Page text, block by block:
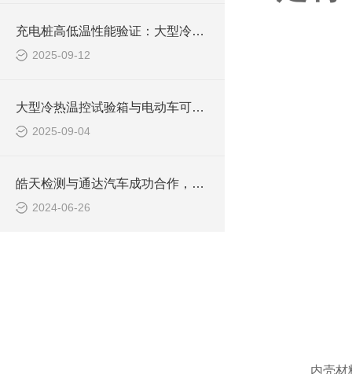
充电桩高低温性能验证：大型冷热温控试验箱的技术实践与趋势
2025-09-12
大型冷热温控试验箱与电动车可靠性测试的关联
2025-09-04
皓天检测与通达汽车成功合作，大型冷热温控试验箱助力汽车零部件质量提升
2024-06-26
内壳材